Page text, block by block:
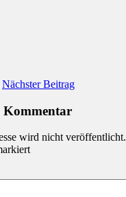
Nächster Beitrag
Kommentar
wird nicht veröffentlicht.